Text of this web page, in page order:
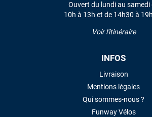
Ouvert du lundi au samedi
10h à 13h et de 14h30 à
Voir l'itinéraire
INFOS
Livraison
Mentions légales
Qui sommes-nous ?
Funway Vélos